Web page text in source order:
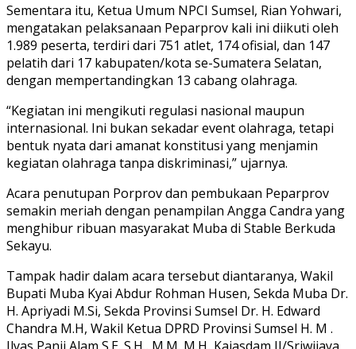
Sementara itu, Ketua Umum NPCI Sumsel, Rian Yohwari,
mengatakan pelaksanaan Peparprov kali ini diikuti oleh
1.989 peserta, terdiri dari 751 atlet, 174 ofisial, dan 147
pelatih dari 17 kabupaten/kota se-Sumatera Selatan,
dengan mempertandingkan 13 cabang olahraga.
“Kegiatan ini mengikuti regulasi nasional maupun
internasional. Ini bukan sekadar event olahraga, tetapi
bentuk nyata dari amanat konstitusi yang menjamin
kegiatan olahraga tanpa diskriminasi,” ujarnya.
Acara penutupan Porprov dan pembukaan Peparprov
semakin meriah dengan penampilan Angga Candra yang
menghibur ribuan masyarakat Muba di Stable Berkuda
Sekayu.
Tampak hadir dalam acara tersebut diantaranya, Wakil
Bupati Muba Kyai Abdur Rohman Husen, Sekda Muba Dr.
H. Apriyadi M.Si, Sekda Provinsi Sumsel Dr. H. Edward
Chandra M.H, Wakil Ketua DPRD Provinsi Sumsel H. M .